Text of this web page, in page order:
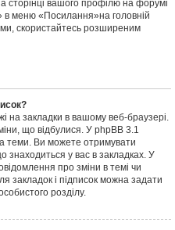
сторінці вашого профілю на форумі
меню «Посилання»на головній
скористайтесь розширеним
на закладки в вашому веб-браузері.
що відбулися. У phpBB 3.1
теми. Ви можете отримувати
знаходиться у вас в закладках. У
про зміни в темі чи
закладок і підписок можна задати
розділу.